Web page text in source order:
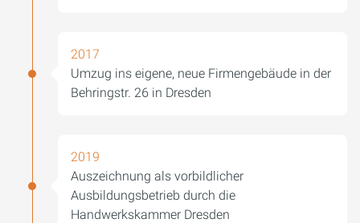
2017
Umzug ins eigene, neue Firmengebäude in der
Behringstr. 26 in Dresden
2019
Auszeichnung als vorbildlicher
Ausbildungsbetrieb durch die
Handwerkskammer Dresden